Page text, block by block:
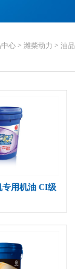
中心 > 潍柴动力 > 油品
用机油 CI级
绍>>